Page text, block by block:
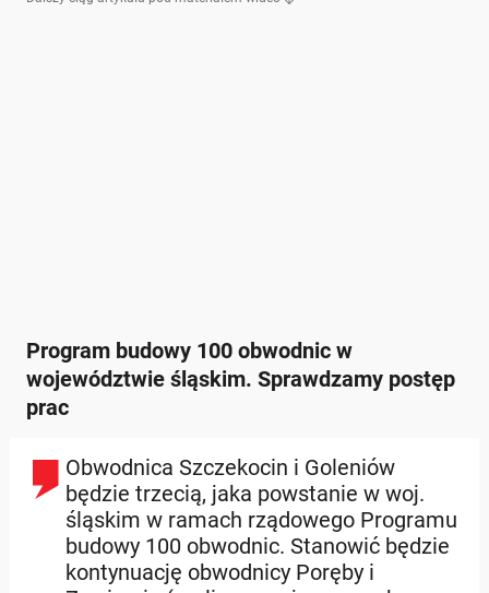
Program budowy 100 obwodnic w
województwie śląskim. Sprawdzamy postęp
prac
Obwodnica Szczekocin i Goleniów
będzie trzecią, jaka powstanie w woj.
śląskim w ramach rządowego Programu
budowy 100 obwodnic. Stanowić będzie
kontynuację obwodnicy Poręby i